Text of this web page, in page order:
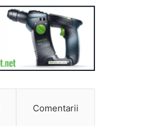
Comentarii